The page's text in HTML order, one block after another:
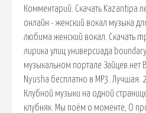
Комментарий. Скачать
онлайн - женский вокал музыка
любима женский вокал. Скачать
лирика улиц универсиада
музыкальном портале Зайцев.нет
Nyusha бесплатно в MP3.
Клубной музыки на одной
клубняк. Мы поём о моменте, О